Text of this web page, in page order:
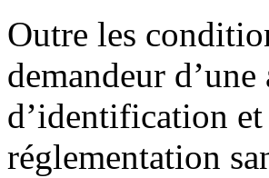
Outre les
demandeur
d’identification
réglementation